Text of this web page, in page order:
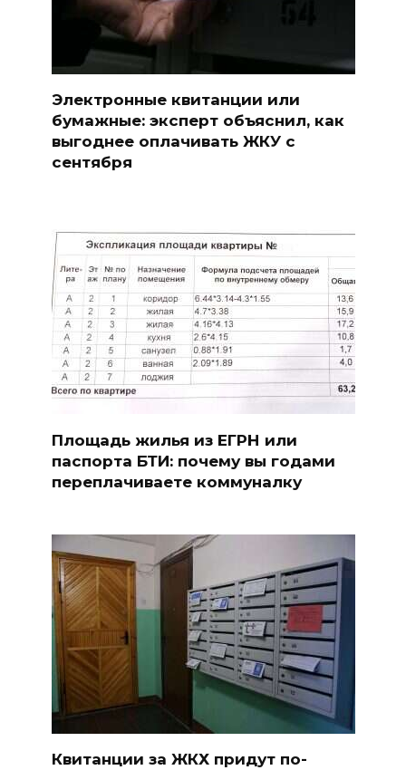
Электронные квитанции или
бумажные: эксперт объяснил, как
выгоднее оплачивать ЖКУ с
сентября
Площадь жилья из ЕГРН или
паспорта БТИ: почему вы годами
переплачиваете коммуналку
Квитанции за ЖКХ придут по-